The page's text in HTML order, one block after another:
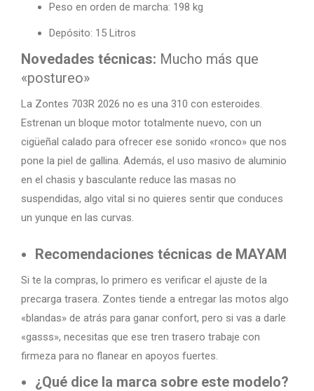
Peso en orden de marcha: 198 kg
Depósito: 15 Litros
Novedades técnicas: Mucho más que
«postureo»
La Zontes 703R 2026 no es una 310 con esteroides.
Estrenan un bloque motor totalmente nuevo, con un
cigüeñal calado para ofrecer ese sonido «ronco» que nos
pone la piel de gallina. Además, el uso masivo de aluminio
en el chasis y basculante reduce las masas no
suspendidas, algo vital si no quieres sentir que conduces
un yunque en las curvas.
Recomendaciones técnicas de MAYAM
Si te la compras, lo primero es verificar el ajuste de la
precarga trasera. Zontes tiende a entregar las motos algo
«blandas» de atrás para ganar confort, pero si vas a darle
«gasss», necesitas que ese tren trasero trabaje con
firmeza para no flanear en apoyos fuertes.
¿Qué dice la marca sobre este modelo?